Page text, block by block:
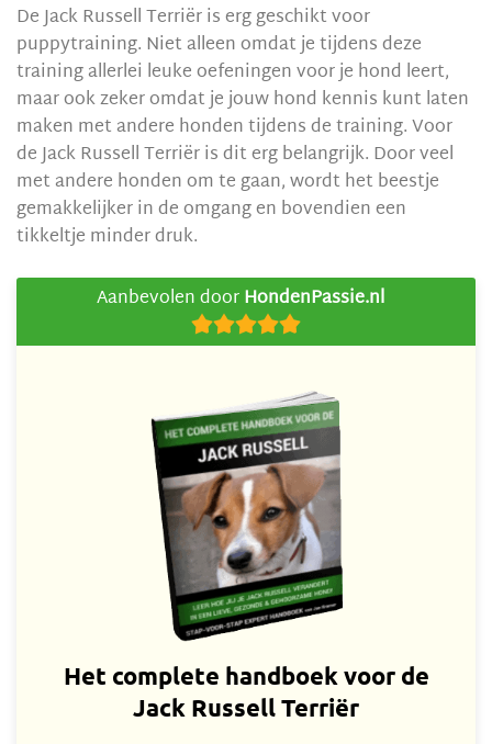
De Jack Russell Terriër is erg geschikt voor
puppytraining. Niet alleen omdat je tijdens deze
training allerlei leuke oefeningen voor je hond leert,
maar ook zeker omdat je jouw hond kennis kunt laten
maken met andere honden tijdens de training. Voor
de Jack Russell Terriër is dit erg belangrijk. Door veel
met andere honden om te gaan, wordt het beestje
gemakkelijker in de omgang en bovendien een
tikkeltje minder druk.
Aanbevolen doorHondenPassie.nl
Het complete handboek voor de
Jack Russell Terriër